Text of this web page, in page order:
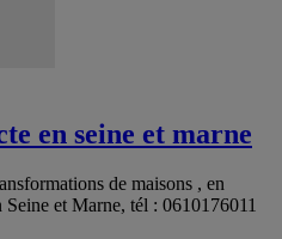
en seine et marne
de maisons , en
Seine et Marne, tél : 0610176011